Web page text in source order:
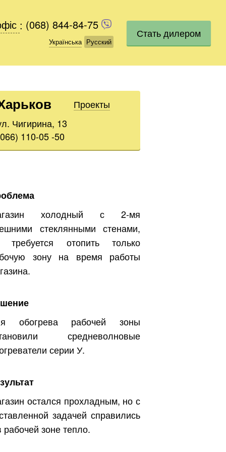
(068) 844-84-75
Українська Русский
: (068) 844-84-75
Українська Русский
Стать дилером
Проекты
Чигирина, 13
110-05 -50
холодный с 2-мя
стеклянными стенами,
требуется отопить только
зону на время работы
обогрева рабочей зоны
средневолновые
серии У.
остался прохладным, но с
задачей справились
рабочей зоне тепло.